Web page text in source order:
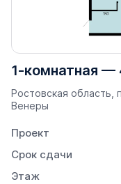
1-комнатная —
Ростовская область,
Венеры
Проект
Срок сдачи
Этаж